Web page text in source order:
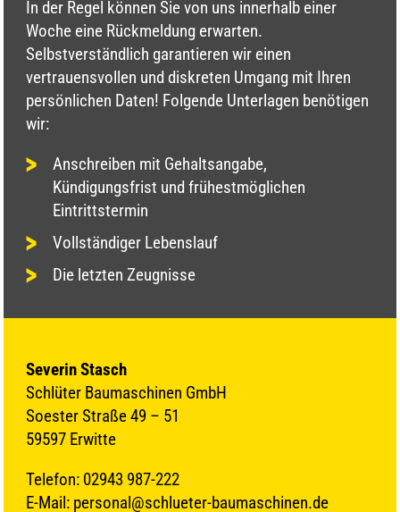
In der Regel können Sie von uns innerhalb einer
Woche eine Rückmeldung erwarten.
Selbstverständlich garantieren wir einen
vertrauensvollen und diskreten Umgang mit Ihren
persönlichen Daten! Folgende Unterlagen benötigen
wir:
Anschreiben mit Gehaltsangabe,
Kündigungsfrist und frühestmöglichen
Eintrittstermin
Vollständiger Lebenslauf
Die letzten Zeugnisse
Severin Stasch
Schlüter Baumaschinen GmbH
Soester Straße 49 – 51
59597 Erwitte
Telefon: 02943 987-222
E-Mail: personal@schlueter-baumaschinen.de